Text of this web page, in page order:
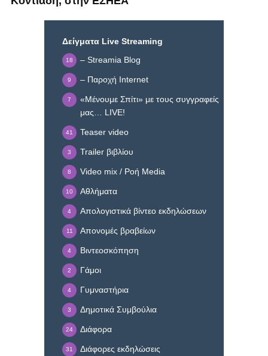
Δείγματα Live Streaming
– Streamia Blog
18
– Παροχή Internet
9
«Μένουμε Σπίτι» με τους συγγραφείς
μας… LIVE!
7
Teaser video
41
Trailer βιβλίου
3
Video mix / Ροή Media
8
Αθλήματα
10
Απολογιστικά βίντεο εκδηλώσεων
4
Απονομές βραβείων
11
Βιντεοσκόπηση
4
Γάμοι
2
Γυμναστήρια
4
Δημοτικά Συμβούλια
3
Διάφορα
24
Διάφορες εκδηλώσεις
31